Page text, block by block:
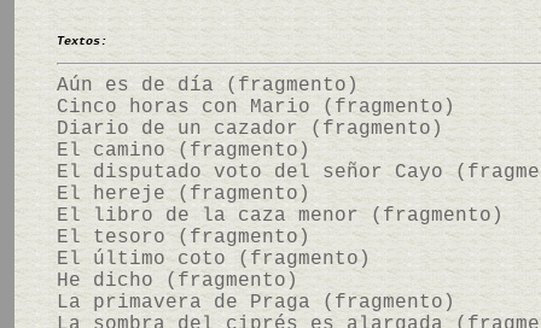
Textos:
Aún es de día (fragmento)
Cinco horas con Mario (fragmento)
Diario de un cazador (fragmento)
El camino (fragmento)
El disputado voto del señor Cayo
El hereje (fragmento)
El libro de la caza menor (fragmento)
El tesoro (fragmento)
El último coto (fragmento)
He dicho (fragmento)
La primavera de Praga (fragmento)